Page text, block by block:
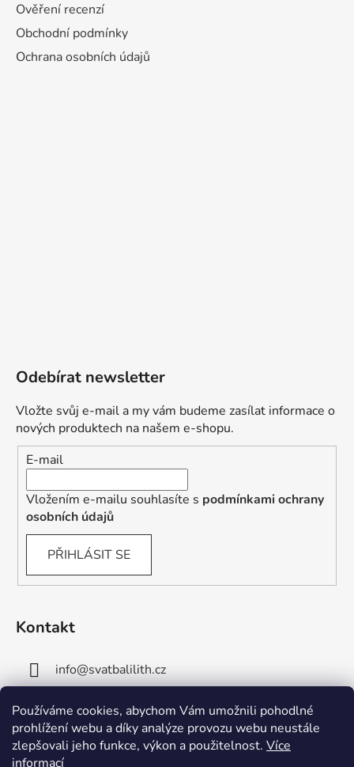
Používáme cookies, abychom Vám umožnili pohodlné
prohlížení webu a díky analýze provozu webu neustále
zlepšovali jeho funkce, výkon a použitelnost. Více
informací
Ověření recenzí
Obchodní podmínky
Ochrana osobních údajů
Odebírat newsletter
Vložte svůj e-mail a my vám budeme zasílat informace o
nových produktech na našem e-shopu.
E-mail
Vložením e-mailu souhlasíte s podmínkami ochrany
osobních údajů
PŘIHLÁSIT SE
Kontakt
info@svatbalilith.cz
+420 778 745 219
+420 778 770 784